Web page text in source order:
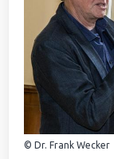
© Dr. Frank Wecker